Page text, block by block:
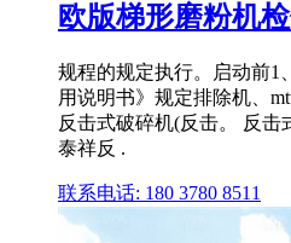
欧版梯形磨粉机
规程的规定执行。启动前1
用说明书》规定排除机、
反击式破碎机(反击。 反击
泰祥反 .
联系电话: 180 3780 8511